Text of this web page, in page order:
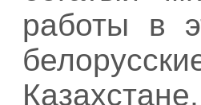
работы в